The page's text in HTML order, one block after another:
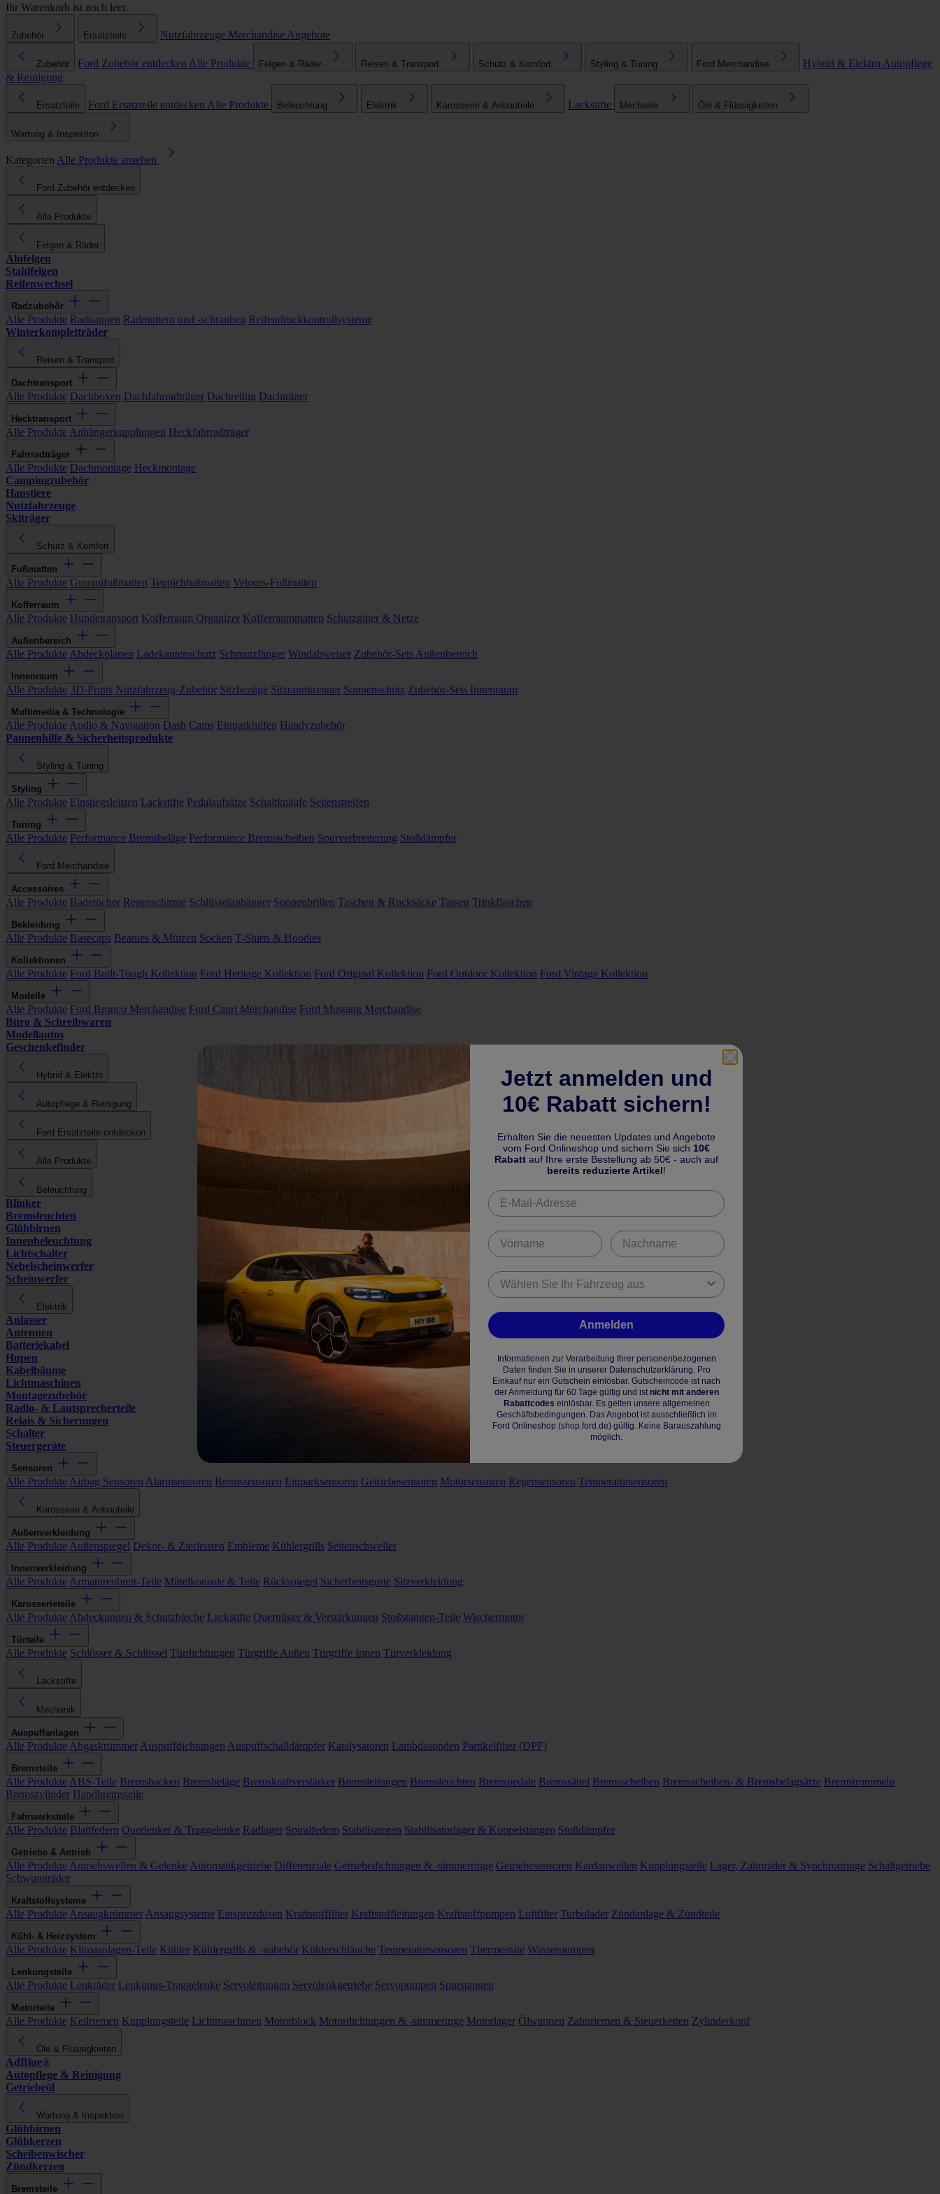
Ihr Warenkorb ist noch leer.
Zubehör Ersatzteile Nutzfahrzeuge Merchandise Angebote
Zubehör Ford Zubehör entdecken Alle Produkte Felgen & Räder Reisen & Transport Schutz & Komfort Styling & Tuning Ford Merchandise Hybrid & Elektro Autopflege
& Reinigung
Ersatzteile Ford Ersatzteile entdecken Alle Produkte Beleuchtung Elektrik Karosserie & Anbauteile Lackstifte Mechanik Öle & Flüssigkeiten
Wartung & Inspektion
Kategorien Alle Produkte ansehen
Ford Zubehör entdecken
Alle Produkte
Felgen & Räder
Alufelgen
Stahlfelgen
Reifenwechsel
Radzubehör
Alle Produkte Radkappen Radmuttern und -schrauben Reifendruckkontrollsysteme
Winterkompletträder
Reisen & Transport
Dachtransport
Alle Produkte Dachboxen Dachfahrradträger Dachreling Dachträger
Hecktransport
Alle Produkte Anhängerkupplungen Heckfahrradträger
Fahrradträger
Alle Produkte Dachmontage Heckmontage
Campingzubehör
Haustiere
Nutzfahrzeuge
Skiträger
Schutz & Komfort
Fußmatten
Alle Produkte Gummifußmatten Teppichfußmatten Velours-Fußmatten
Kofferraum
Alle Produkte Hundetransport Kofferraum Organizer Kofferraummatten Schutzgitter & Netze
Außenbereich
Alle Produkte Abdeckplanen Ladekantenschutz Schmutzfänger Windabweiser Zubehör-Sets Außenbereich
Innenraum
Alle Produkte 3D-Prints Nutzfahrzeug-Zubehör Sitzbezüge Sitzraumtrenner Sonnenschutz Zubehör-Sets Innenraum
Multimedia & Technologie
Alle Produkte Audio & Navigation Dash Cams Einparkhilfen Handyzubehör
Pannenhilfe & Sicherheitsprodukte
Styling & Tuning
Styling
Alle Produkte Einstiegsleisten Lackstifte Pedalaufsätze Schaltknäufe Seitenstreifen
Tuning
Alle Produkte Performance Bremsbeläge Performance Bremsscheiben Spurverbreiterung Stoßdämpfer
Ford Merchandise
Accessoires
Alle Produkte Badetücher Regenschirme Schlüsselanhänger Sonnenbrillen Taschen & Rucksäcke Tassen Trinkflaschen
Bekleidung
Alle Produkte Basecaps Beanies & Mützen Socken T-Shirts & Hoodies
Kollektionen
Alle Produkte Ford Built-Tough Kollektion Ford Heritage Kollektion Ford Original Kollektion Ford Outdoor Kollektion Ford Vintage Kollektion
Modelle
Alle Produkte Ford Bronco Merchandise Ford Capri Merchandise Ford Mustang Merchandise
Büro & Schreibwaren
Modellautos
Geschenkefinder
Hybrid & Elektro
Autopflege & Reinigung
Ford Ersatzteile entdecken
Alle Produkte
Beleuchtung
Blinker
Bremsleuchten
Glühbirnen
Innenbeleuchtung
Lichtschalter
Nebelscheinwerfer
Scheinwerfer
Elektrik
Anlasser
Antennen
Batteriekabel
Hupen
Kabelbäume
Lichtmaschinen
Montagezubehör
Radio- & Lautsprecherteile
Relais & Sicherungen
Schalter
Steuergeräte
Sensoren
Alle Produkte Airbag Sensoren Alarmsensoren Bremssensoren Einparksensoren Getriebesensoren Motorsensoren Regensensoren Temperatursensoren
Karosserie & Anbauteile
Außenverkleidung
Alle Produkte Außenspiegel Dekor- & Zierleisten Embleme Kühlergrills Seitenschweller
Innenverkleidung
Alle Produkte Armaturenbrett-Teile Mittelkonsole & Teile Rückspiegel Sicherheitsgurte Sitzverkleidung
Karosserieteile
Alle Produkte Abdeckungen & Schutzbleche Lackstifte Querträger & Verstärkungen Stoßstangen-Teile Wischermotor
Türteile
Alle Produkte Schlösser & Schlüssel Türdichtungen Türgriffe Außen Türgriffe Innen Türverkleidung
Lackstifte
Mechanik
Auspuffanlagen
Alle Produkte Abgaskrümmer Auspuffdichtungen Auspuffschalldämpfer Katalysatoren Lambdasonden Partikelfilter (DPF)
Bremsteile
Alle Produkte ABS-Teile Bremsbacken Bremsbeläge Bremskraftverstärker Bremsleitungen Bremsleuchten Bremspedale Bremssättel Bremsscheiben Bremsscheiben- & Bremsbelagsätze Bremstrommeln
Bremszylinder Handbremsseile
Fahrwerksteile
Alle Produkte Blattfedern Querlenker & Traggelenke Radlager Spiralfedern Stabilisatoren Stabilisatorlager & Koppelstangen Stoßdämpfer
Getriebe & Antrieb
Alle Produkte Antriebswellen & Gelenke Automatikgetriebe Differenziale Getriebedichtungen & -simmerringe Getriebesensoren Kardanwellen Kupplungsteile Lager, Zahnräder & Synchronringe Schaltgetriebe
Schwungräder
Kraftstoffsysteme
Alle Produkte Ansaugkrümmer Ansaugsysteme Einspritzdüsen Kraftstofffilter Kraftstoffleitungen Kraftstoffpumpen Luftfilter Turbolader Zündanlage & Zündteile
Kühl- & Heizsystem
Alle Produkte Klimaanlagen-Teile Kühler Kühlergrills & -zubehör Kühlerschläuche Temperatursensoren Thermostate Wasserpumpen
Lenkungsteile
Alle Produkte Lenkräder Lenkungs-Traggelenke Servoleitungen Servolenkgetriebe Servopumpen Spurstangen
Motorteile
Alle Produkte Keilriemen Kupplungsteile Lichtmaschinen Motorblock Motordichtungen & -simmeringe Motorlager Ölwannen Zahnriemen & Steuerketten Zylinderkopf
Öle & Flüssigkeiten
AdBlue®
Autopflege & Reinigung
Getriebeöl
Wartung & Inspektion
Glühbirnen
Glühkerzen
Scheibenwischer
Zündkerzen
Bremsteile
Jetzt anmelden und
10€ Rabatt sichern!
Erhalten Sie die neuesten Updates und Angebote
vom Ford Onlineshop und sichern Sie sich 10€
Rabatt auf Ihre erste Bestellung ab 50€ - auch auf
bereits reduzierte Artikel!
Anmelden
Informationen zur Verarbeitung Ihrer personenbezogenen
Daten finden Sie in unserer Datenschutzerklärung. Pro
Einkauf nur ein Gutschein einlösbar. Gutscheincode ist nach
der Anmeldung für 60 Tage gültig und ist nicht mit anderen
Rabattcodes einlösbar. Es gelten unsere allgemeinen
Geschäftsbedingungen. Das Angebot ist ausschließlich im
Ford Onlineshop (shop.ford.de) gültig. Keine Barauszahlung
möglich.